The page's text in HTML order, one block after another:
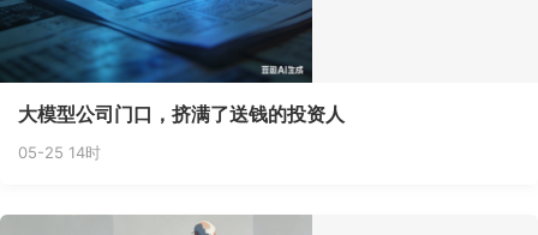
大模型公司门口，挤满了送钱的投资人
05-25 14时